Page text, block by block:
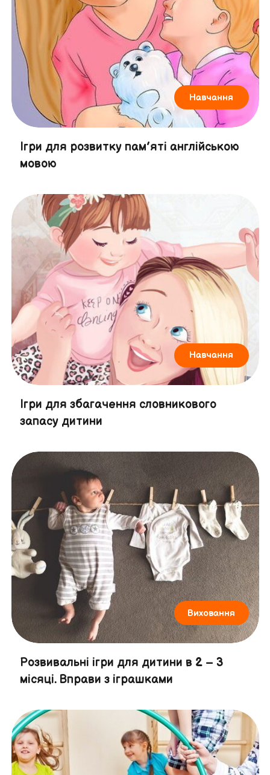
Навчання
Ігри для розвитку пам’яті англійською
мовою
Навчання
Ігри для збагачення словникового
запасу дитини
Виховання
Розвивальні ігри для дитини в 2 – 3
місяці. Вправи з іграшками